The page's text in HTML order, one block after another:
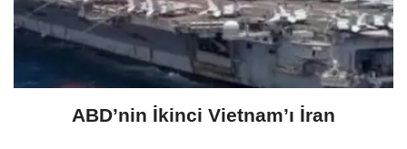
ABD’nin İkinci Vietnam’ı İran